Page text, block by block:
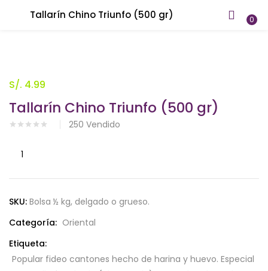
Tallarín Chino Triunfo (500 gr) 0
INICIAR SESIÓN REGISTRARSE
¿Contraseña perdida?
Tallarín Chino Triunfo (500 gr)
250 Vendido
S/. 4.99
Tallarín
Triunfo
(500
cantidad
SKU: Bolsa ½ kg, delgado o grueso.
Categoría: Oriental
Etiqueta:
Popular fideo cantones hecho de harina y huevo. Especial